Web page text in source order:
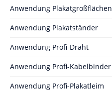
Anwendung Plakatgroßflächen
Anwendung Plakatständer
Anwendung Profi-Draht
Anwendung Profi-Kabelbinder
Anwendung Profi-Plakatleim